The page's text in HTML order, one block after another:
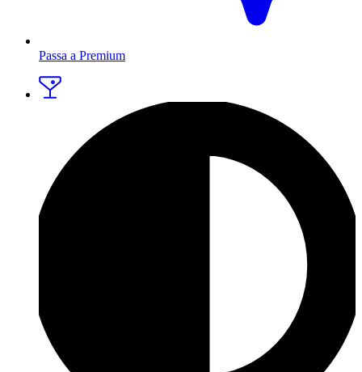
Passa a Premium